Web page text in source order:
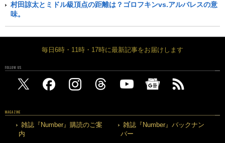
村田諒太とミドル級頂点の距離は？ゴロフキンvs.アルバレスの意
味。
毎日6時・11時・17時に最新記事をお届けします
FOLLOW US
MAGAZINE
雑誌『Number』購読のご案
内
雑誌『Number』バックナン
バー